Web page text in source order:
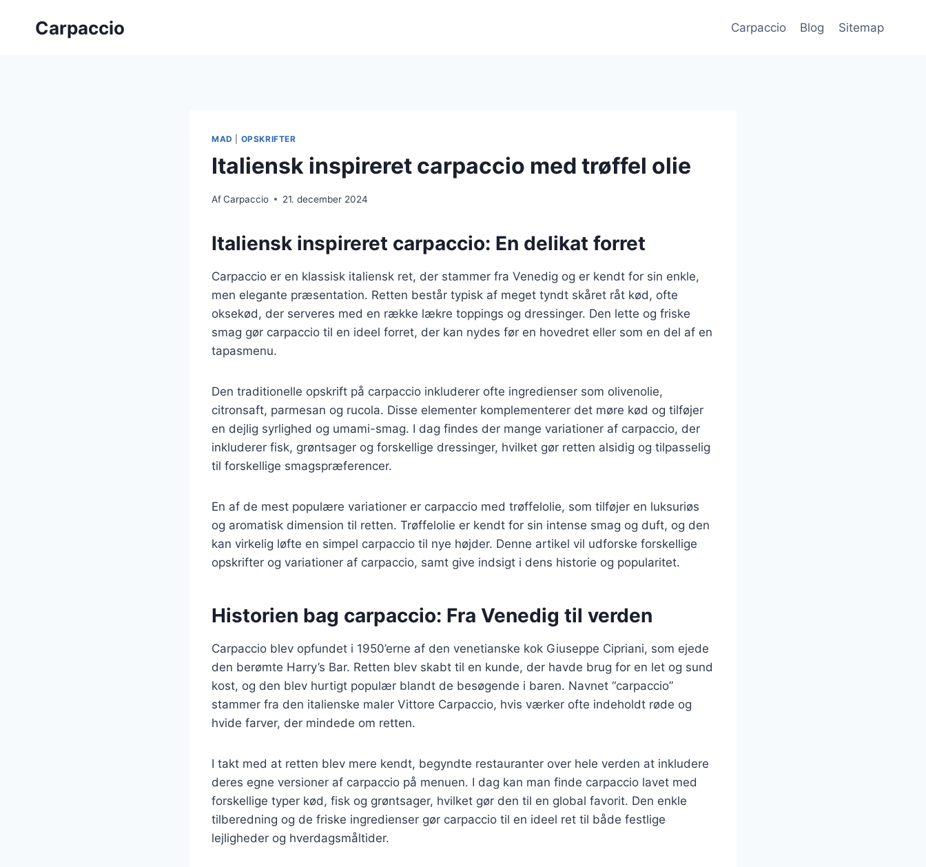
Carpaccio Carpaccio Blog Sitemap
MAD OPSKRIFTER
Italiensk inspireret carpaccio med trøffel olie
AfCarpaccio 21. december 2024
Italiensk inspireret carpaccio: En delikat forret
Carpaccio er en klassisk italiensk ret, der stammer fra Venedig og er kendt for sin enkle,
men elegante præsentation. Retten består typisk af meget tyndt skåret råt kød, ofte
oksekød, der serveres med en række lækre toppings og dressinger. Den lette og friske
smag gør carpaccio til en ideel forret, der kan nydes før en hovedret eller som en del af en
tapasmenu.
Den traditionelle opskrift på carpaccio inkluderer ofte ingredienser som olivenolie,
citronsaft, parmesan og rucola. Disse elementer komplementerer det møre kød og tilføjer
en dejlig syrlighed og umami-smag. I dag findes der mange variationer af carpaccio, der
inkluderer fisk, grøntsager og forskellige dressinger, hvilket gør retten alsidig og tilpasselig
til forskellige smagspræferencer.
En af de mest populære variationer er carpaccio med trøffelolie, som tilføjer en luksuriøs
og aromatisk dimension til retten. Trøffelolie er kendt for sin intense smag og duft, og den
kan virkelig løfte en simpel carpaccio til nye højder. Denne artikel vil udforske forskellige
opskrifter og variationer af carpaccio, samt give indsigt i dens historie og popularitet.
Historien bag carpaccio: Fra Venedig til verden
Carpaccio blev opfundet i 1950’erne af den venetianske kok Giuseppe Cipriani, som ejede
den berømte Harry’s Bar. Retten blev skabt til en kunde, der havde brug for en let og sund
kost, og den blev hurtigt populær blandt de besøgende i baren. Navnet “carpaccio”
stammer fra den italienske maler Vittore Carpaccio, hvis værker ofte indeholdt røde og
hvide farver, der mindede om retten.
I takt med at retten blev mere kendt, begyndte restauranter over hele verden at inkludere
deres egne versioner af carpaccio på menuen. I dag kan man finde carpaccio lavet med
forskellige typer kød, fisk og grøntsager, hvilket gør den til en global favorit. Den enkle
tilberedning og de friske ingredienser gør carpaccio til en ideel ret til både festlige
lejligheder og hverdagsmåltider.